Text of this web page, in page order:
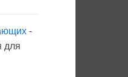
-
для